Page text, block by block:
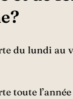
du lundi au
toute